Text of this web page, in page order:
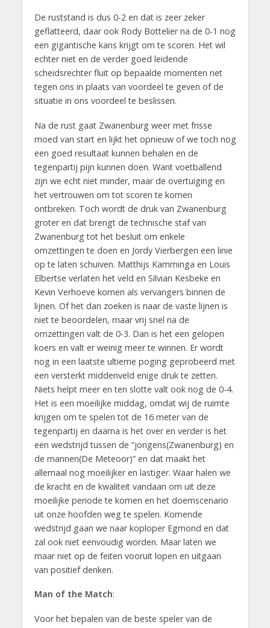
De ruststand is dus 0-2 en dat is zeer zeker
geflatteerd, daar ook Rody Bottelier na de 0-1 nog
een gigantische kans krijgt om te scoren. Het wil
echter niet en de verder goed leidende
scheidsrechter fluit op bepaalde momenten net
tegen ons in plaats van voordeel te geven of de
situatie in ons voordeel te beslissen.
Na de rust gaat Zwanenburg weer met frisse
moed van start en lijkt het opnieuw of we toch nog
een goed resultaat kunnen behalen en de
tegenpartij pijn kunnen doen. Want voetballend
zijn we echt niet minder, maar de overtuiging en
het vertrouwen om tot scoren te komen
ontbreken. Toch wordt de druk van Zwanenburg
groter en dat brengt de technische staf van
Zwanenburg tot het besluit om enkele
omzettingen te doen en Jordy Vierbergen een linie
op te laten schuiven. Matthijs Kamminga en Louis
Elbertse verlaten het veld en Silvian Kesbeke en
Kevin Verhoeve komen als vervangers binnen de
lijnen. Of het dan zoeken is naar de vaste lijnen is
niet te beoordelen, maar vrij snel na de
omzettingen valt de 0-3. Dan is het een gelopen
koers en valt er weinig meer te winnen. Er wordt
nog in een laatste ultieme poging geprobeerd met
een versterkt middenveld enige druk te zetten.
Niets helpt meer en ten slotte valt ook nog de 0-4.
Het is een moeilijke middag, omdat wij de ruimte
krijgen om te spelen tot de 16 meter van de
tegenpartij en daarna is het over en verder is het
een wedstrijd tussen de “jongens(Zwanenburg) en
de mannen(De Meteoor)” en dat maakt het
allemaal nog moeilijker en lastiger. Waar halen we
de kracht en de kwaliteit vandaan om uit deze
moeilijke periode te komen en het doemscenario
uit onze hoofden weg te spelen. Komende
wedstrijd gaan we naar koploper Egmond en dat
zal ook niet eenvoudig worden. Maar laten we
maar niet op de feiten vooruit lopen en uitgaan
van positief denken.
Man of the Match:
Voor het bepalen van de beste speler van de